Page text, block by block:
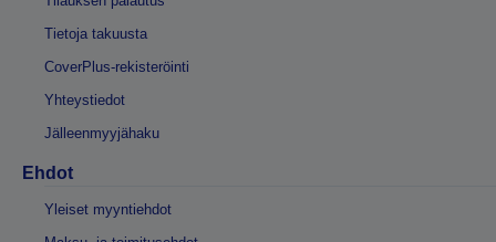
Tietoja takuusta
CoverPlus-rekisteröinti
Yhteystiedot
Jälleenmyyjähaku
Ehdot
Yleiset myyntiehdot